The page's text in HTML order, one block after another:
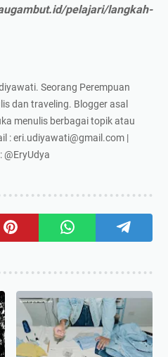
pelajari/langkah-
Seorang Perempuan
dan traveling. Blogger asal
menulis berbagai topik atau
: eri.udiyawati@gmail.com |
@EryUdya